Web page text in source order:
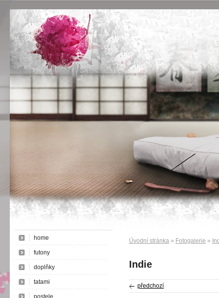
Úvodní stránka » Fotogalerie »
Indie
předchozí
home
futony
doplňky
tatami
postele